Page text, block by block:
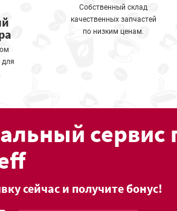
для
Собственный склад
качественных запчастей
по низким ценам.
сервис
сейчас и получите бонус!